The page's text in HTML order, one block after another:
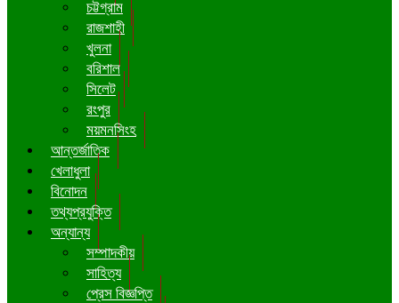
চট্টগ্রাম
রাজশাহী
খুলনা
বরিশাল
সিলেট
রংপুর
ময়মনসিংহ
আন্তর্জাতিক
খেলাধুলা
বিনোদন
তথ্যপ্রযুক্তি
অন্যান্য
সম্পাদকীয়
সাহিত্য
প্রেস বিজ্ঞপ্তি